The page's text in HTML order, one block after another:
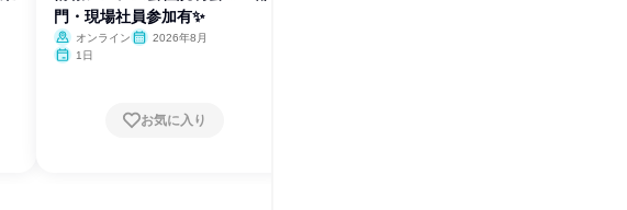
門・現場社員参加有✨
オンライン
2026年8月
1日
お気に入り